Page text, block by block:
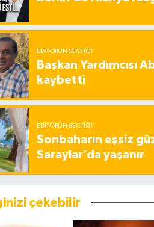
EDITÖRÜN SEÇTIĞI
Başkan Yardımcısı
kaybetti
EDITÖRÜN SEÇTIĞI
Sonbaharın eşsiz
Saraylar’da yaşanır
çekebilir